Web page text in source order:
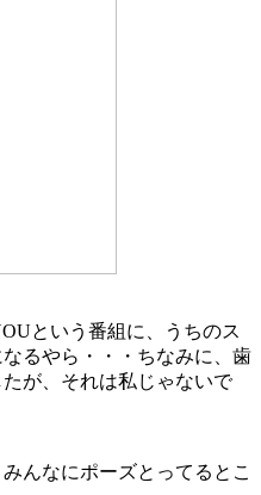
という番組に、うちのス
るやら・・・ちなみに、歯
が、それは私じゃないで
んなにポーズとってるとこ